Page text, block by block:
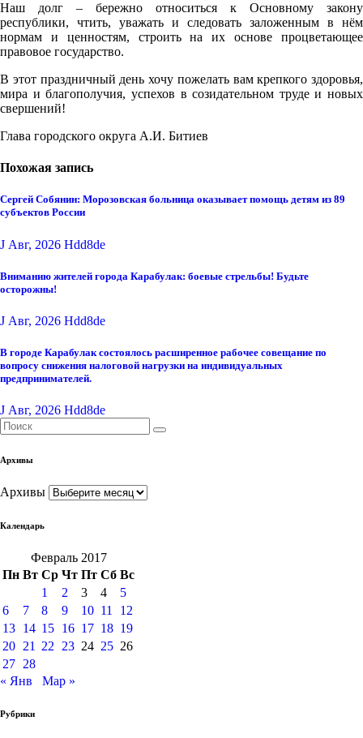
Наш долг – бережно относиться к Основному закону
республики, чтить, уважать и следовать заложенным в нём
нормам и ценностям, строить на их основе процветающее
правовое государство.
В этот праздничный день хочу пожелать вам крепкого здоровья,
мира и благополучия, успехов в созидательном труде и новых
свершений!
Глава городского округа А.И. Битиев
Похожая запись
Сергей Собянин: Морозовская больница оказывает помощь детям из 89
субъектов России
J Авг, 2026 Hdd8de
Вниманию жителей города Карабулак: боевые стрельбы! Будьте
осторожны!
J Авг, 2026 Hdd8de
В городе Карабулак состоялось расширенное рабочее совещание по
вопросу снижения налоговой нагрузки на индивидуальных
предпринимателей.
J Авг, 2026 Hdd8de
Архивы
Архивы
Календарь
Февраль 2017
Пн Вт Ср Чт Пт Сб Вс
1
2 3 4
5
6
7 8 9 10 11
12
13 14 15 16 17 18 19
20 21 22 23 24 25 26
27 28
« Янв
Мар »
Рубрики